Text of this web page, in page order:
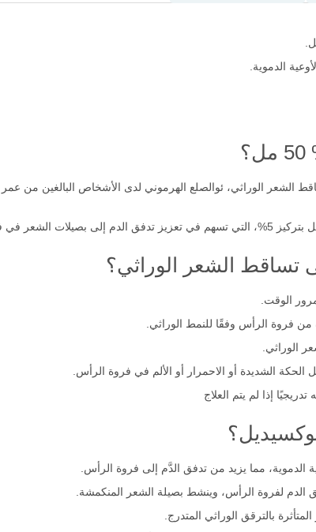
الدموية.
في فروة الرأس.
تساقط الشعر الوراثي؟
الوقت.
فروة الرأس وفقًا للنمط الوراثي.
الوراثي.
الشديدة أو الاحمرار أو الألم في فروة الرأس.
إذا لم يتم العلاج
الدموية، مما يزيد من تدفق الدَّم إلى فروة الرأس.
الدم لفروة الرأس، وينشط بصيلة الشعر المنكمشة.
بالترقق الوراثي المتدرج.